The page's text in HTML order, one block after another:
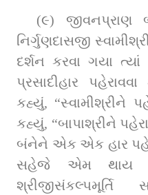
(૯) જીવનપ્રાણ
નિર્ગુણદાસજી
દર્શન કરવા ગયા ત્‍યાં
પ્રસાદીહાર
કહ્યું, “સ્વામીશ્રીને
કહ્યું, “બાપાશ્રીને
બંનેને એક એક હાર
સહેજે એમ થાય